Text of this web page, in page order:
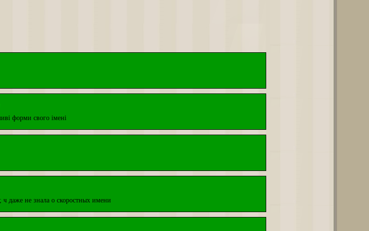
форми свого імені
даже не знала о скоростных имени